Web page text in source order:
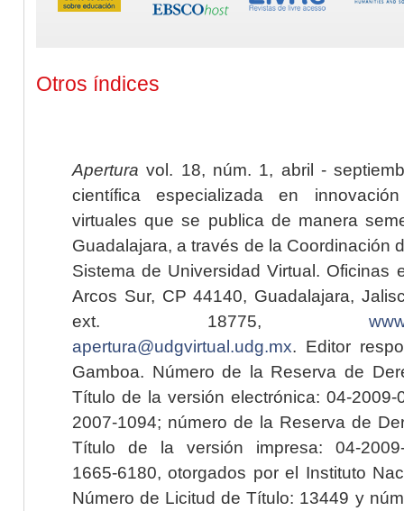
Otros índices
Apertura vol. 18, núm. 1, abril -
científica especializada en
virtuales que se publica de manera
Guadalajara, a través de la Coordinación
Sistema de Universidad Virtual. Oficinas
Arcos Sur, CP 44140, Guadalajara,
ext. 18775,
apertura@udgvirtual.udg.mx. Editor
Gamboa. Número de la Reserva de
Título de la versión electrónica: 04-2009-
2007-1094; número de la Reserva de
Título de la versión impresa: 04-2009-
1665-6180, otorgados por el Instituto
Número de Licitud de Título: 13449 y